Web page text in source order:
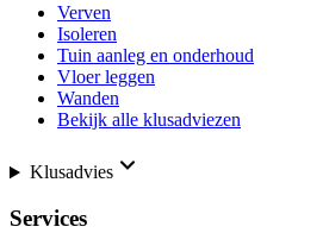
Verven
Isoleren
Tuin aanleg en onderhoud
Vloer leggen
Wanden
Bekijk alle klusadviezen
Klusadvies
Services